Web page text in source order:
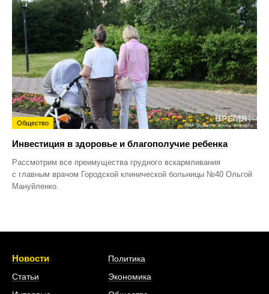
Общество
Инвестиция в здоровье и благополучие ребенка
Рассмотрим все преимущества грудного вскармливания
с главным врачом Городской клинической больницы №40 Ольгой
Мануйленко.
Новости
Статьи
Политика
Экономика